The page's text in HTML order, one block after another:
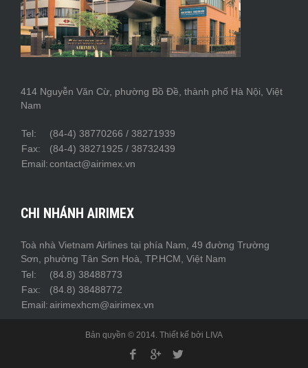
414 Nguyễn Văn Cừ, phường Bồ Đề, thành phố Hà Nội, Việt
Nam
Tel:
(84-4) 38770266 / 38271939
Fax:
(84-4) 38271925 / 38732439
Email:contact@airimex.vn
CHI NHÁNH AIRIMEX
Toà nhà Vietnam Airlines tại phía Nam, 49 đường Trường
Sơn, phường Tân Sơn Hoà, TP.HCM, Việt Nam
Tel:
(84.8) 38488773
Fax:
(84.8) 38488772
Email:airimexhcm@airimex.vn
Bản quyền © 2014. Thiết kế bởi LIVA